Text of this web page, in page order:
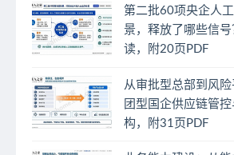
第二批60项央企人
景，释放了哪些信
读，附20页PDF
从审批型总部到风
团型国企供应链管
构，附31页PDF